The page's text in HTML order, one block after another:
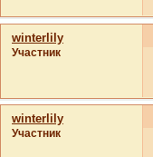
winterlily
Участник
winterlily
Участник